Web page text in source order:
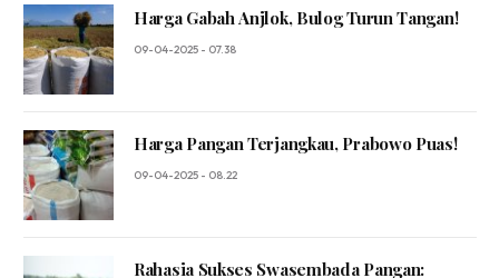
Harga Gabah Anjlok, Bulog Turun Tangan!
09-04-2025 - 07.38
Harga Pangan Terjangkau, Prabowo Puas!
09-04-2025 - 08.22
Rahasia Sukses Swasembada Pangan: